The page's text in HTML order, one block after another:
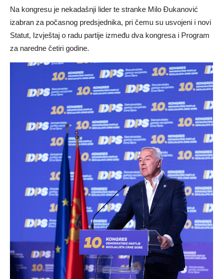
Na kongresu je nekadašnji lider te stranke Milo Đukanović
izabran za počasnog predsjednika, pri čemu su usvojeni i novi
Statut, Izvještaj o radu partije između dva kongresa i Program
za naredne četiri godine.